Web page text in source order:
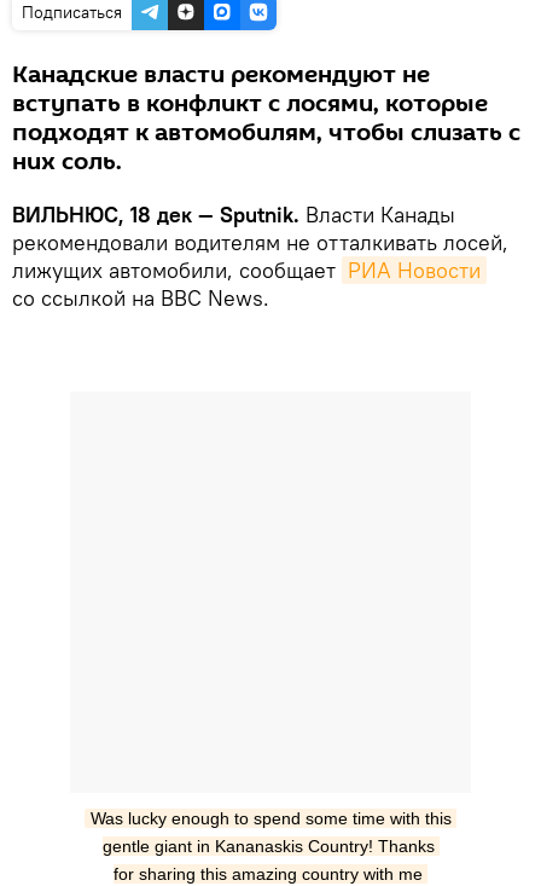
Подписаться
Канадские власти рекомендуют не
вступать в конфликт с лосями, которые
подходят к автомобилям, чтобы слизать с
них соль.
ВИЛЬНЮС, 18 дек — Sputnik. Власти Канады
рекомендовали водителям не отталкивать лосей,
лижущих автомобили, сообщает РИА Новости
со ссылкой на BBC News.
Was lucky enough to spend some time with this
gentle giant in Kananaskis Country! Thanks
for sharing this amazing country with me